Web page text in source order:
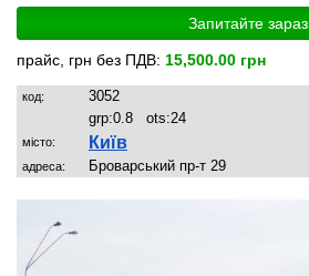
Запитайте зараз
прайс, грн без ПДВ: 15,500.00 грн
код:
3052
grp:0.8 ots:24
місто: Київ
адреса: Броварський пр-т 29